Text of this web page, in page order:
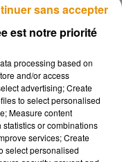
désormais les
ou d'en choisir un
est notre priorité
processing based on
and/or access
advertising; Create
to select personalised
Measure content
or combinations
services; Create
select personalised
sans accepter